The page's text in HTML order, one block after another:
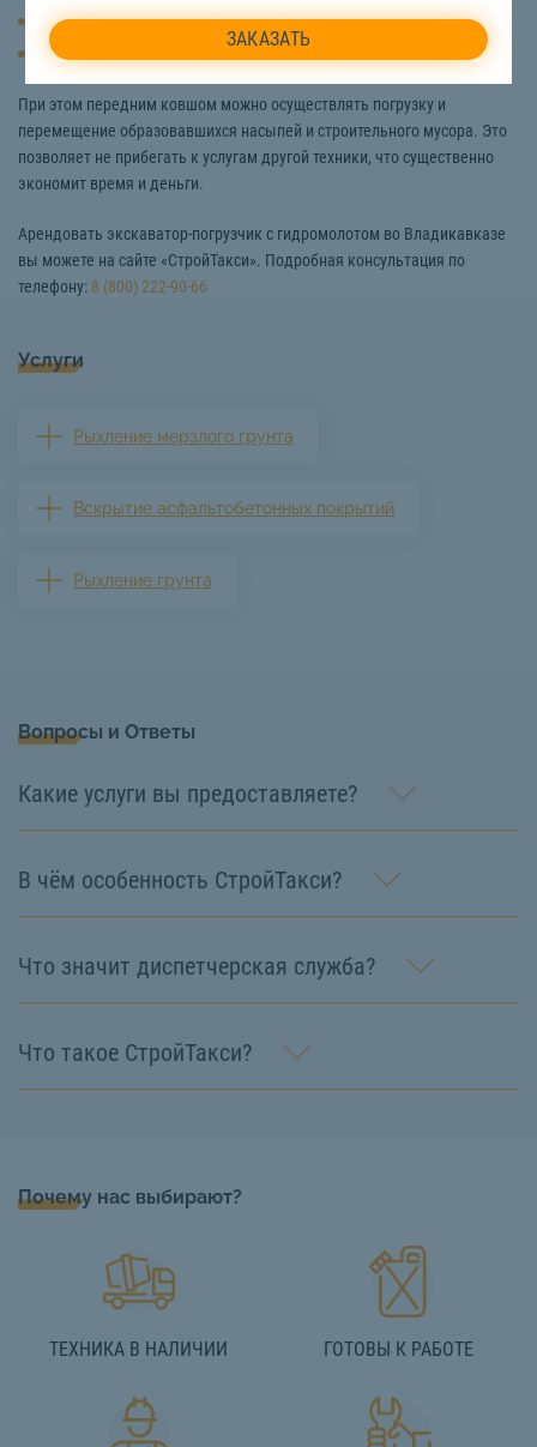
Разработка, рыхление грунта
Забивание свайных элементов
При этом передним ковшом можно осуществлять погрузку и
перемещение образовавшихся насыпей и строительного мусора. Это
позволяет не прибегать к услугам другой техники, что существенно
экономит время и деньги.
Арендовать экскаватор-погрузчик с гидромолотом во Владикавказе
вы можете на сайте «СтройТакси». Подробная консультация по
телефону: 8 (800) 222-90-66
Услуги
Рыхление мерзлого грунта
Вскрытие асфальтобетонных покрытий
Рыхление грунта
Вопросы и Ответы
Какие услуги вы предоставляете?
В чём особенность СтройТакси?
Что значит диспетчерская служба?
Что такое СтройТакси?
Почему нас выбирают?
ТЕХНИКА В НАЛИЧИИ ГОТОВЫ К РАБОТЕ